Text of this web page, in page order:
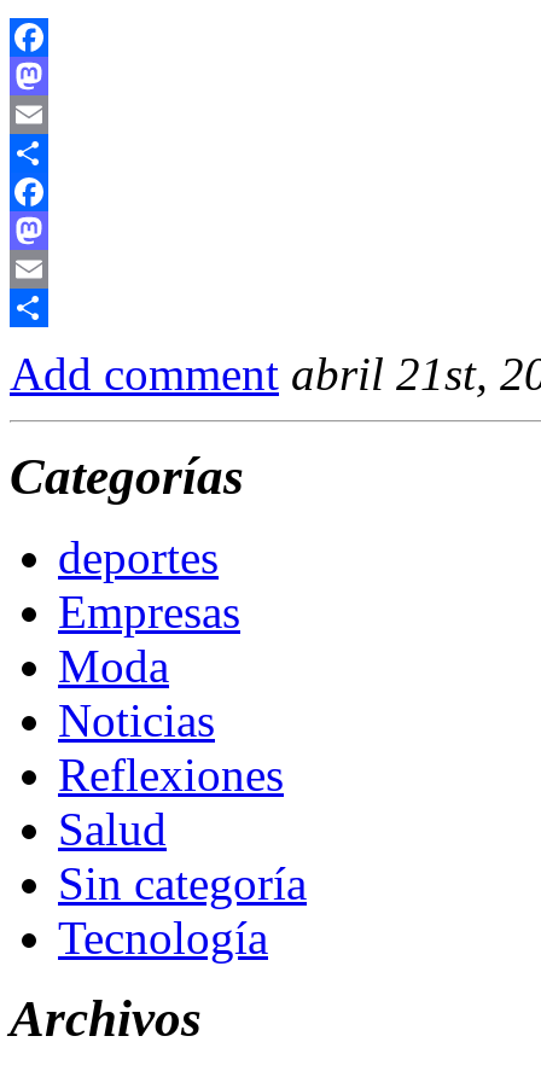
Facebook
Mastodon
Email
Compartir
Facebook
Mastodon
Email
Add comment abril 21st,
Categorías
deportes
Empresas
Moda
Noticias
Reflexiones
Salud
Sin categoría
Tecnología
Archivos